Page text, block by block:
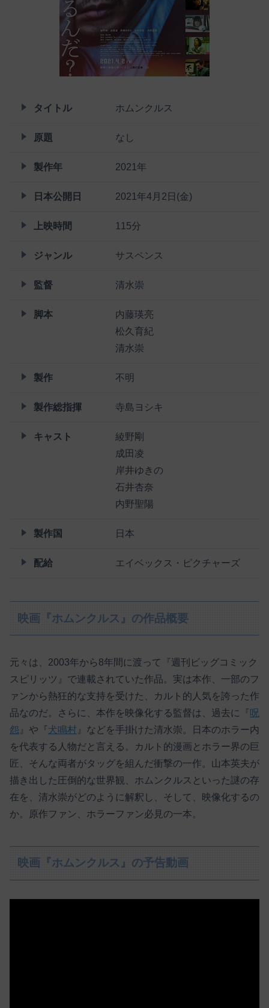
タイトル ホムンクルス
原題 なし
製作年 2021年
日本公開日 2021年4月2日(金)
上映時間 115分
ジャンル サスペンス
監督 清水崇
脚本
内藤瑛亮
松久育紀
清水崇
製作 不明
製作総指揮 寺島ヨシキ
キャスト
綾野剛
成田凌
岸井ゆきの
石井杏奈
内野聖陽
製作国 日本
配給 エイベックス・ピクチャーズ
映画『ホムンクルス』の作品概要
元々は、2003年から8年間に渡って『週刊ビッグコミック
スピリッツ』で連載されていた作品。実は本作、一部のフ
ァンから熱狂的な支持を受けた、カルト的人気を誇った作
品なのだ。さらに、本作を映像化する監督は、過去に『 呪
怨 』や『 犬鳴村 』などを手掛けた清水崇。日本のホラー内
を代表する人物だと言える。カルト的漫画とホラー界の巨
匠、そんな両者がタッグを組んだ衝撃の一作。山本英夫が
描き出した圧倒的な世界観、ホムンクルスといった謎の存
在を、清水崇がどのように解釈し、そして、映像化するの
か。原作ファン、ホラーファン必見の一本。
映画『ホムンクルス』の予告動画